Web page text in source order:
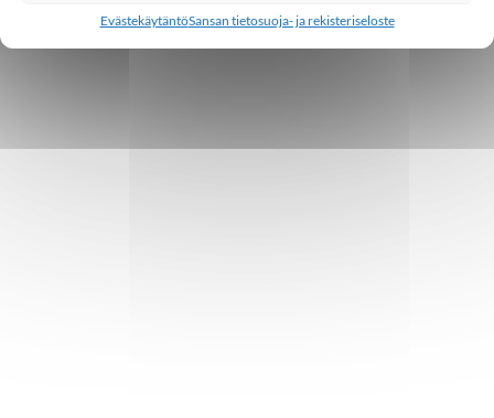
EvästekäytäntöSansan tietosuoja- ja rekisteriseloste